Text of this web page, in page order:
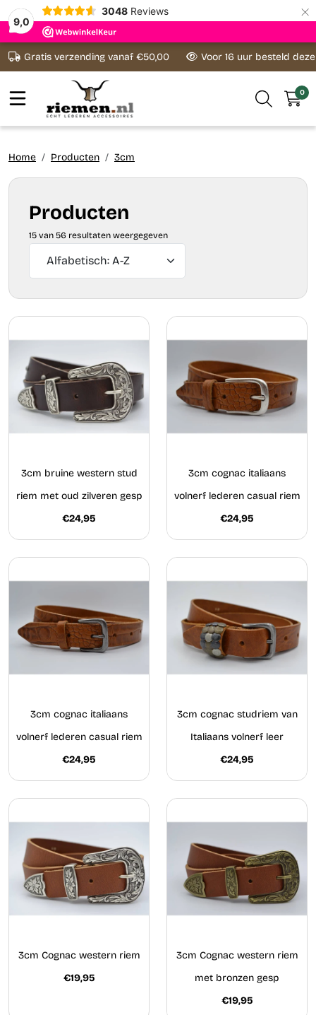
9,0
3048 Reviews ×
Ga naar content
Gratis verzending vanaf €50,00 Voor 16 uur besteld
0
Home Producten 3cm
Producten
15 van 56 resultaten weergegeven
3cm bruine western stud
riem met oud zilveren gesp
€24,95
3cm cognac italiaans
volnerf lederen casual riem
€24,95
3cm cognac italiaans
volnerf lederen casual riem
€24,95
3cm cognac studriem van
Italiaans volnerf leer
€24,95
3cm Cognac western riem
€19,95
3cm Cognac western riem
met bronzen gesp
€19,95